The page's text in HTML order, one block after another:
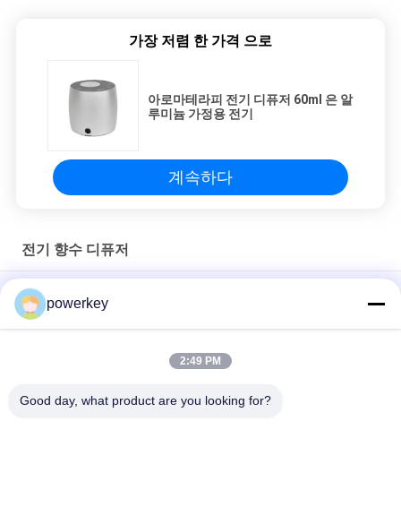
가장 저렴 한 가격 으로
아로마테라피 전기 디퓨저 60ml 은 알
루미늄 가정용 전기
계속하다
전기 향수 디퓨저
아로마테라피 전기 디퓨저 60ml 은 알루미늄 가정용 전기
크레오로마 전기 향수 분산기 12V EMF 무수수 방화기 60ml
호텔 로비 에어 아로마 머신 호텔 레스토랑 향수 스프레이 5000 용
powerkey
2:49 PM
Good day, what product are you looking for?